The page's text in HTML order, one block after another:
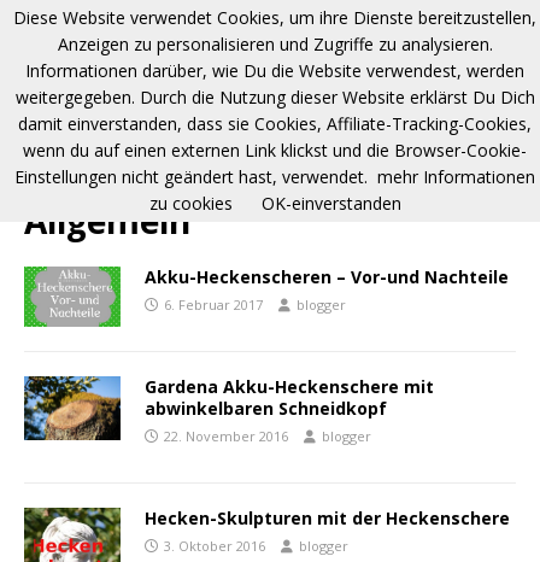
Allgemein
Akku-Heckenscheren – Vor-und Nachteile
6. Februar 2017 blogger
Gardena Akku-Heckenschere mit
abwinkelbaren Schneidkopf
22. November 2016 blogger
Hecken-Skulpturen mit der Heckenschere
3. Oktober 2016 blogger
Diese Website verwendet Cookies, um ihre Dienste bereitzustellen,
Anzeigen zu personalisieren und Zugriffe zu analysieren.
Informationen darüber, wie Du die Website verwendest, werden
weitergegeben. Durch die Nutzung dieser Website erklärst Du Dich
damit einverstanden, dass sie Cookies, Affiliate-Tracking-Cookies,
wenn du auf einen externen Link klickst und die Browser-Cookie-
Einstellungen nicht geändert hast, verwendet. mehr Informationen
zu cookies
OK-einverstanden